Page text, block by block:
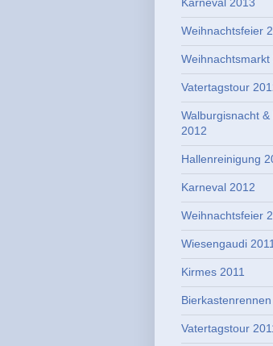
Weihnachtsfeier
Weihnachtsmarkt
Vatertagstour
Walburgisnacht
2012
Hallenreinigung
Karneval 2012
Weihnachtsfeier
Wiesengaudi 2011
Kirmes 2011
Bierkastenrennen
Vatertagstour